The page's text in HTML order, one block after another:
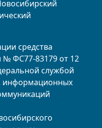
средства
ФС77-83179 от 12
службой
информационных